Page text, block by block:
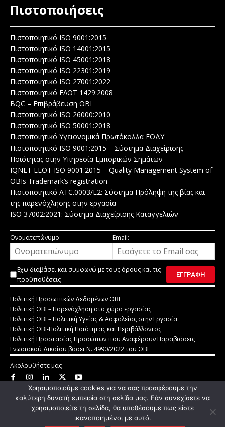
Πιστοποιήσεις
Πιστοποιητικό ISO 9001:2015
Πιστοποιητικό ISO 14001:2015
Πιστοποιητικό ISO 45001:2018
Πιστοποιητικό ISO 22301:2019
Πιστοποιητικό ISO 27001:2022
Πιστοποιητικό ΕΛΟΤ 1429:2008
BQC – Επιβράβευση ΟΒΙ
Πιστοποιητικό ISO 26000:2010
Πιστοποιητικό ISO 50001:2018
Πιστοποιητικό Υγειονομικά Πρωτόκολλα ΕΟΔΥ
Πιστοποιητικό ISO 9001:2015 – Σύστημα Διαχείρισης
Ποιότητας στην Υπηρεσία Εμπορικών Σημάτων
IQNET ELOT ISO 9001:2015 – Quality Management System of
OBIs Trademark’s registration
Πιστοποιητικό ATC.0003/E2: Σύστημα Πρόληψη της βίας και
της παρενόχλησης στην εργασία
ISO 37002:2021: Σύστημα Διαχείρισης Καταγγελιών
Ονοματεπώνυμο: Email:
Έχω διαβάσει και συμφωνώ με τους όρους και τις
προϋποθέσεις
Πολιτική Προσωπικών Δεδομένων ΟΒΙ
Πολιτική ΟΒΙ – Παρενόχληση στο χώρο εργασίας
Πολιτική ΟΒΙ – Πολιτική Υγείας & Ασφαλείας στην Εργασία
Πολιτική ΟΒΙ-Πολιτική Ποιότητας και Περιβάλλοντος
Πολιτική Προστασίας Προσώπων που Αναφέρουν Παραβιάσεις
Ενωσιακού Δικαίου βάσει Ν. 4990/2022 του ΟΒΙ
Ακολουθήστε μας
Οργανισμός Βιομηχανικής Ιδιοκτησίας © 2025
Developed byStandard Gaston Solutions
Χρησιμοποιούμε cookies για να σας προσφέρουμε την
καλύτερη δυνατή εμπειρία στη σελίδα μας. Εάν συνεχίσετε να
χρησιμοποιείτε τη σελίδα, θα υποθέσουμε πως είστε
ικανοποιημένοι με αυτό.